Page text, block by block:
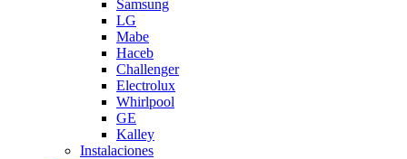
Samsung
LG
Mabe
Haceb
Challenger
Electrolux
Whirlpool
GE
Kalley
Instalaciones